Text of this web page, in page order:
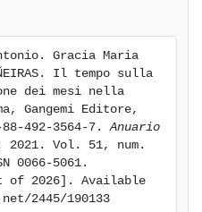
Gracia Maria
Il tempo sulla
dei mesi nella
Gangemi Editore,
88-492-3564-7. Anuario
2021. Vol. 51, num.
0066-5061.
of 2026]. Available
2445/190133